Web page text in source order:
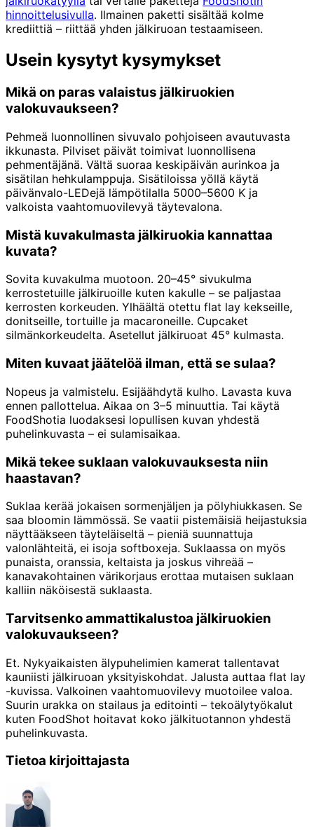
hinnoittelusivulla. Ilmainen paketti sisältää kolme
krediittiä – riittää yhden jälkiruoan testaamiseen.
Usein kysytyt kysymykset
Mikä on paras valaistus jälkiruokien
valokuvaukseen?
Pehmeä luonnollinen sivuvalo pohjoiseen avautuvasta
ikkunasta. Pilviset päivät toimivat luonnollisena
pehmentäjänä. Vältä suoraa keskipäivän aurinkoa ja
sisätilan hehkulamppuja. Sisätiloissa yöllä käytä
päivänvalo-LEDejä lämpötilalla 5000–5600 K ja
valkoista vaahtomuovilevyä täytevalona.
Mistä kuvakulmasta jälkiruokia kannattaa
kuvata?
Sovita kuvakulma muotoon. 20–45° sivukulma
kerrostetuille jälkiruoille kuten kakulle – se paljastaa
kerrosten korkeuden. Ylhäältä otettu flat lay kekseille,
donitseille, tortuille ja macaroneille. Cupcaket
silmänkorkeudelta. Asetellut jälkiruoat 45° kulmasta.
Miten kuvaat jäätelöä ilman, että se sulaa?
Nopeus ja valmistelu. Esijäähdytä kulho. Lavasta kuva
ennen pallottelua. Aikaa on 3–5 minuuttia. Tai käytä
FoodShotia luodaksesi lopullisen kuvan yhdestä
puhelinkuvasta – ei sulamisaikaa.
Mikä tekee suklaan valokuvauksesta niin
haastavan?
Suklaa kerää jokaisen sormenjäljen ja pölyhiukkasen. Se
saa bloomin lämmössä. Se vaatii pistemäisiä heijastuksia
näyttääkseen täyteläiseltä – pieniä suunnattuja
valonlähteitä, ei isoja softboxeja. Suklaassa on myös
punaista, oranssia, keltaista ja joskus vihreää –
kanavakohtainen värikorjaus erottaa mutaisen suklaan
kalliin näköisestä suklaasta.
Tarvitsenko ammattikalustoa jälkiruokien
valokuvaukseen?
Et. Nykyaikaisten älypuhelimien kamerat tallentavat
kauniisti jälkiruoan yksityiskohdat. Jalusta auttaa flat lay
-kuvissa. Valkoinen vaahtomuovilevy muotoilee valoa.
Suurin urakka on stailaus ja editointi – tekoälytyökalut
kuten FoodShot hoitavat koko jälkituotannon yhdestä
puhelinkuvasta.
Tietoa kirjoittajasta